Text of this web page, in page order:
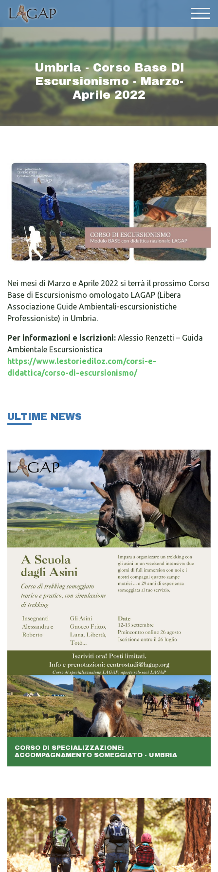
Umbria - Corso Base Di
Escursionismo - Marzo-
Aprile 2022
Nei mesi di Marzo e Aprile 2022 si terrà il prossimo Corso
Base di Escursionismo omologato LAGAP (Libera
Associazione Guide Ambientali-escursionistiche
Professioniste) in Umbria.
Per informazioni e iscrizioni: Alessio Renzetti – Guida
Ambientale Escursionistica
https://www.lestoriediloz.com/corsi-e-
didattica/corso-di-escursionismo/
ULTIME NEWS
CORSO DI SPECIALIZZAZIONE:
ACCOMPAGNAMENTO SOMEGGIATO - UMBRIA